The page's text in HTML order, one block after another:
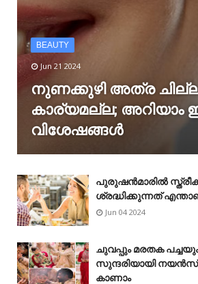
BEAUTY
Jun 21 2024
നുണക്കുഴി അത്ര
കാര്യമല്ല;
വിശേഷങ്ങൾ
പുരുഷൻമാരിൽ
ശ്രദ്ധിക്കുന്നത്
Jun 04 2024
ചുവപ്പും മരതക
സുന്ദരിയായി
കാണാം